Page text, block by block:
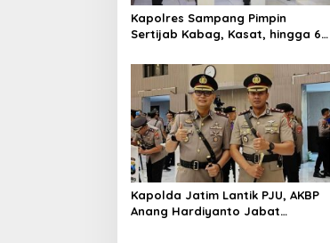
Kapolres Sampang Pimpin
Sertijab Kabag, Kasat, hingga 6
Kapolda Jatim Lantik PJU, AKBP
Anang Hardiyanto Jabat